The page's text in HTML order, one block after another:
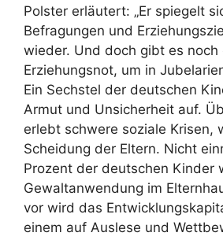
Polster erläutert: „Er spiegelt
Befragungen und
wieder. Und doch gibt es noch
Erziehungsnot, um in
Ein Sechstel der deutschen
Armut und Unsicherheit auf.
erlebt schwere soziale Krisen,
Scheidung der Eltern. Nicht
Prozent der deutschen Kinder
Gewaltanwendung im
vor wird das
einem auf Auslese und